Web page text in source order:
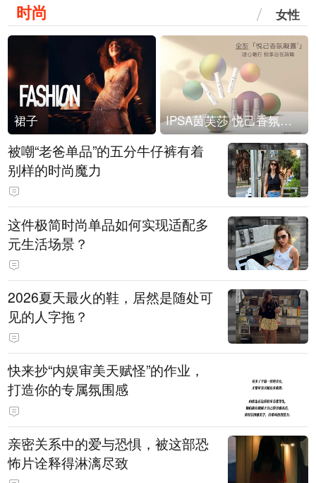
时尚 女性
裙子 IPSA茵芙莎 悦己香氛凝露上市
被嘲“老爸单品”的五分牛仔裤有着
别样的时尚魔力
这件极简时尚单品如何实现适配多
元生活场景？
2026夏天最火的鞋，居然是随处可
见的人字拖？
快来抄“内娱审美天赋怪”的作业，
打造你的专属氛围感
亲密关系中的爱与恐惧，被这部恐
怖片诠释得淋漓尽致